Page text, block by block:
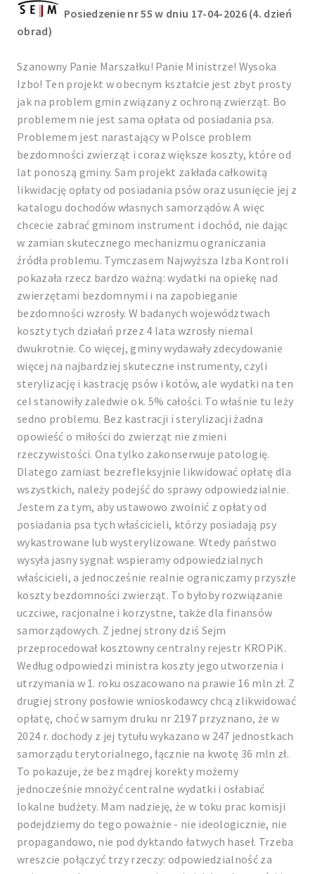
Posiedzenie nr 55 w dniu 17-04-2026 (4. dzień
obrad)
Szanowny Panie Marszałku! Panie Ministrze! Wysoka
Izbo! Ten projekt w obecnym kształcie jest zbyt prosty
jak na problem gmin związany z ochroną zwierząt. Bo
problemem nie jest sama opłata od posiadania psa.
Problemem jest narastający w Polsce problem
bezdomności zwierząt i coraz większe koszty, które od
lat ponoszą gminy. Sam projekt zakłada całkowitą
likwidację opłaty od posiadania psów oraz usunięcie jej z
katalogu dochodów własnych samorządów. A więc
chcecie zabrać gminom instrument i dochód, nie dając
w zamian skutecznego mechanizmu ograniczania
źródła problemu. Tymczasem Najwyższa Izba Kontroli
pokazała rzecz bardzo ważną: wydatki na opiekę nad
zwierzętami bezdomnymi i na zapobieganie
bezdomności wzrosły. W badanych województwach
koszty tych działań przez 4 lata wzrosły niemal
dwukrotnie. Co więcej, gminy wydawały zdecydowanie
więcej na najbardziej skuteczne instrumenty, czyli
sterylizację i kastrację psów i kotów, ale wydatki na ten
cel stanowiły zaledwie ok. 5% całości. To właśnie tu leży
sedno problemu. Bez kastracji i sterylizacji żadna
opowieść o miłości do zwierząt nie zmieni
rzeczywistości. Ona tylko zakonserwuje patologię.
Dlatego zamiast bezrefleksyjnie likwidować opłatę dla
wszystkich, należy podejść do sprawy odpowiedzialnie.
Jestem za tym, aby ustawowo zwolnić z opłaty od
posiadania psa tych właścicieli, którzy posiadają psy
wykastrowane lub wysterylizowane. Wtedy państwo
wysyła jasny sygnał: wspieramy odpowiedzialnych
właścicieli, a jednocześnie realnie ograniczamy przyszłe
koszty bezdomności zwierząt. To byłoby rozwiązanie
uczciwe, racjonalne i korzystne, także dla finansów
samorządowych. Z jednej strony dziś Sejm
przeprocedował kosztowny centralny rejestr KROPiK.
Według odpowiedzi ministra koszty jego utworzenia i
utrzymania w 1. roku oszacowano na prawie 16 mln zł. Z
drugiej strony posłowie wnioskodawcy chcą zlikwidować
opłatę, choć w samym druku nr 2197 przyznano, że w
2024 r. dochody z jej tytułu wykazano w 247 jednostkach
samorządu terytorialnego, łącznie na kwotę 36 mln zł.
To pokazuje, że bez mądrej korekty możemy
jednocześnie mnożyć centralne wydatki i osłabiać
lokalne budżety. Mam nadzieję, że w toku prac komisji
podejdziemy do tego poważnie - nie ideologicznie, nie
propagandowo, nie pod dyktando łatwych haseł. Trzeba
wreszcie połączyć trzy rzeczy: odpowiedzialność za